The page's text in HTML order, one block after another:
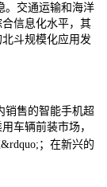
。交通运输和海洋
信息化水平，其
斗规模化应用发
销售的智能手机超
车辆前装市场，
；在新兴的